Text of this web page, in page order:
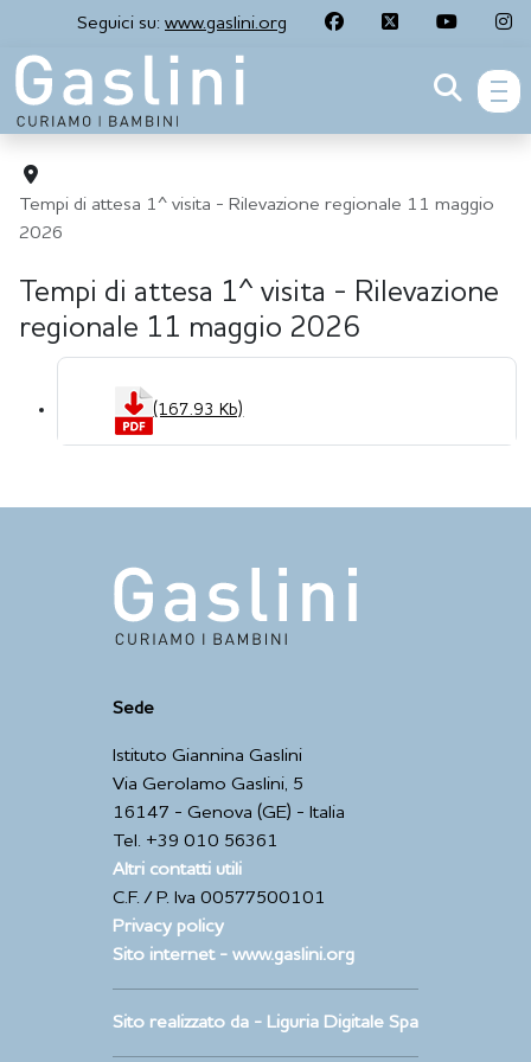
Seguici su: www.gaslini.org
Tempi di attesa 1^ visita - Rilevazione regionale 11 maggio
2026
Tempi di attesa 1^ visita - Rilevazione
regionale 11 maggio 2026
(167.93 Kb)
Sede
Istituto Giannina Gaslini
Via Gerolamo Gaslini, 5
16147 - Genova (GE) - Italia
Tel. +39 010 56361
Altri contatti utili
C.F. / P. Iva 00577500101
Privacy policy
Sito internet - www.gaslini.org
Sito realizzato da - Liguria Digitale Spa